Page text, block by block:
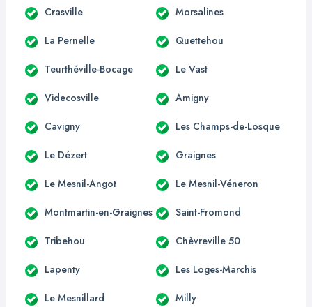
Crasville Morsalines
La Pernelle Quettehou
Teurthéville-Bocage Le Vast
Videcosville Amigny
Cavigny Les Champs-de-Losque
Le Dézert Graignes
Le Mesnil-Angot Le Mesnil-Véneron
Montmartin-en-Graignes Saint-Fromond
Tribehou Chèvreville 50
Lapenty Les Loges-Marchis
Le Mesnillard Milly